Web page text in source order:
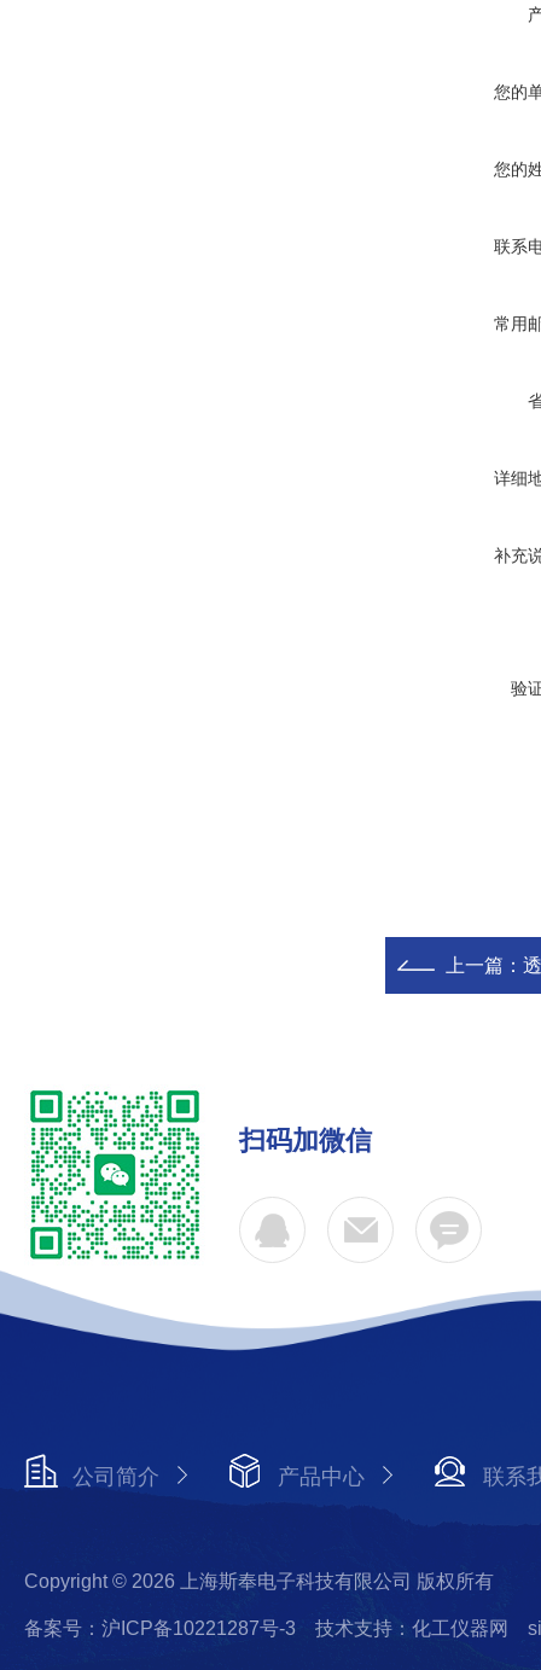
您的
您的
联系
常用
详细
补充
验
上一篇：
扫码加微信
公司简介 产品中心 联系
Copyright © 2026 上海斯奉电子科技有限公司 版权所有
备案号：沪ICP备10221287号-3 技术支持：化工仪器网